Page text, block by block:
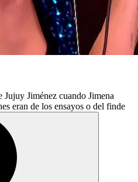
Jujuy Jiménez cuando Jimena
eran de los ensayos o del finde